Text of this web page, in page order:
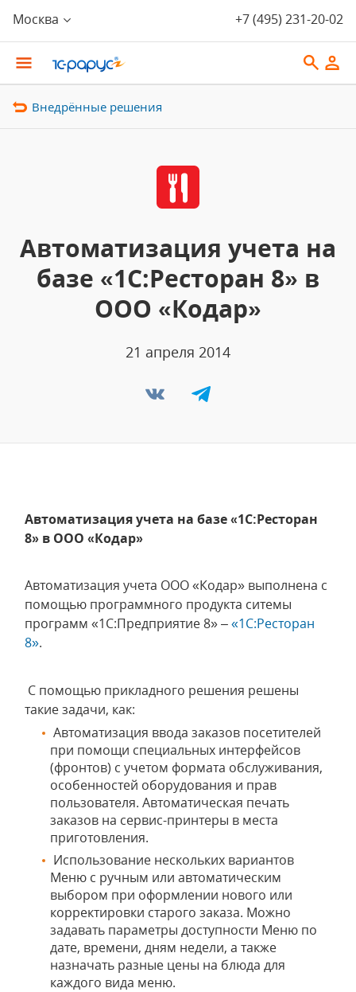
Москва +7 (495) 231-20-02
Внедрённые решения
Автоматизация учета на
базе «1C:Ресторан 8» в
ООО «Кодар»
21 апреля 2014
Автоматизация учета на базе «1C:Ресторан
8» в ООО «Кодар»
Автоматизация учета ООО «Кодар» выполнена с
помощью программного продукта ситемы
программ «1С:Предприятие 8» –«1С:Ресторан
8».
С помощью прикладного решения решены
такие задачи, как:
Автоматизация ввода заказов посетителей
при помощи специальных интерфейсов
(фронтов) с учетом формата обслуживания,
особенностей оборудования и прав
пользователя. Автоматическая печать
заказов на сервис-принтеры в места
приготовления.
Использование нескольких вариантов
Меню с ручным или автоматическим
выбором при оформлении нового или
корректировки старого заказа. Можно
задавать параметры доступности Меню по
дате, времени, дням недели, а также
назначать разные цены на блюда для
каждого вида меню.